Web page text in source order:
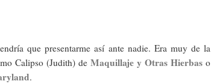
que presentarme así ante nadie. Era muy de la
Calipso (Judith) deMaquillaje y Otras Hierbas o
.